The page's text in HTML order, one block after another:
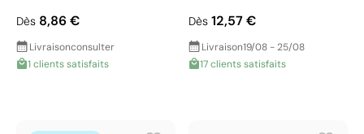
Dès 8,86 €
Livraisonconsulter
1 clients satisfaits
Dès 12,57 €
Livraison19/08 - 25/08
17 clients satisfaits